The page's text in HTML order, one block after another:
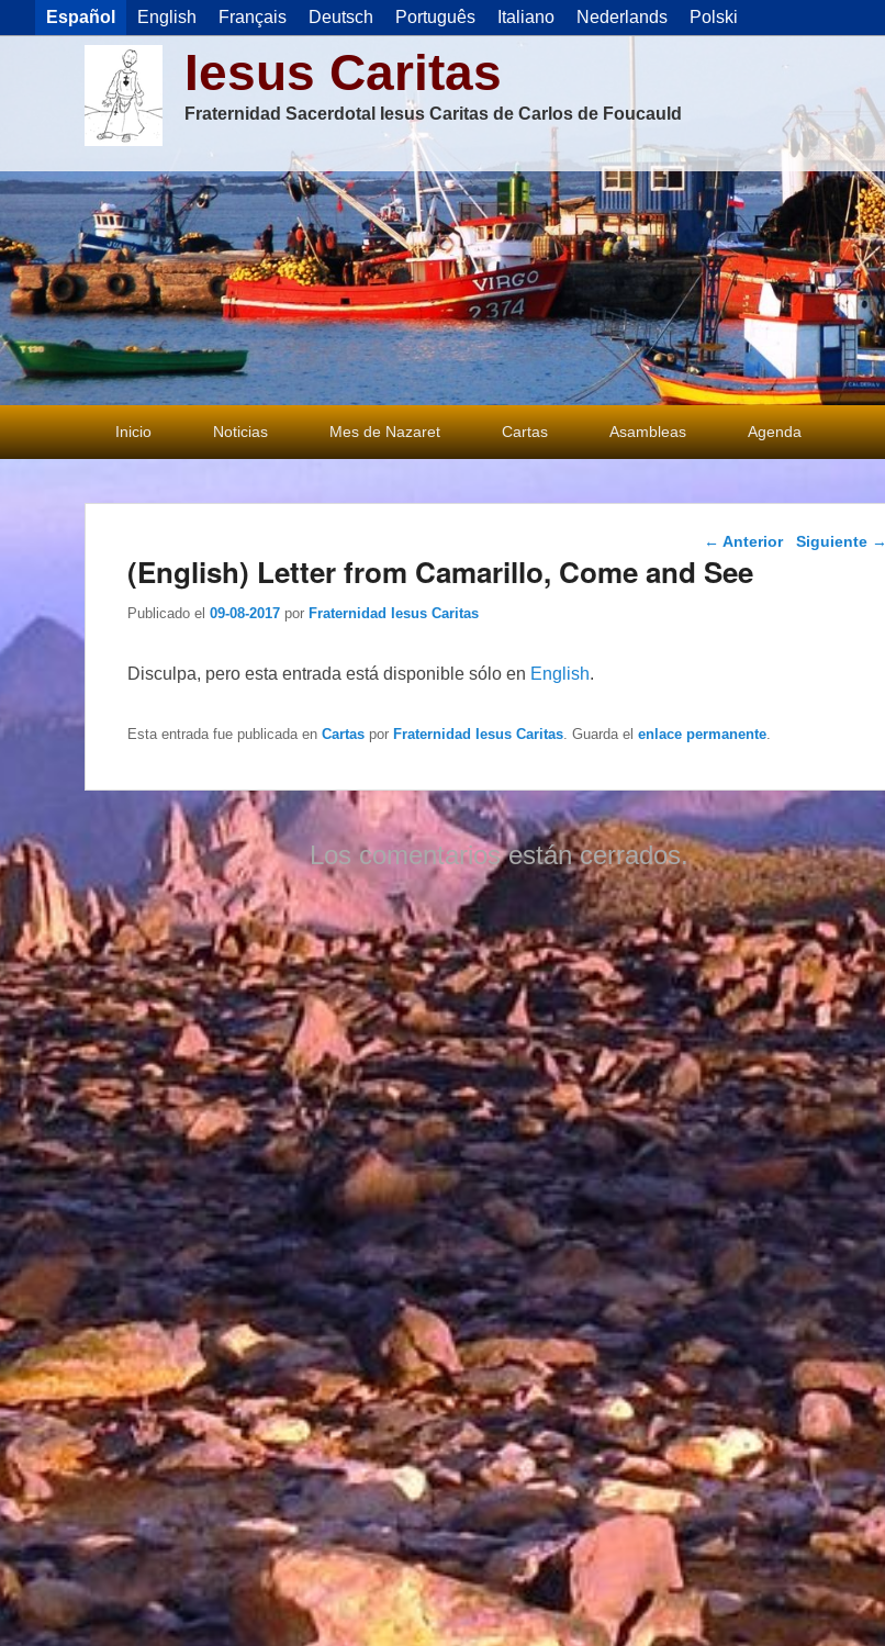
Español English Français Deutsch Português Italiano Nederlands Polski
Iesus Caritas
Fraternidad Sacerdotal Iesus Caritas de Carlos de Foucauld
Menú
principal
Inicio Noticias Mes de Nazaret Cartas Asambleas Agenda
Navegación de
← Anterior Siguiente →
(English) Letter from Camarillo, Come and See
Publicado el 09-08-2017 por Fraternidad Iesus Caritas
Disculpa, pero esta entrada está disponible sólo en English.
Esta entrada fue publicada en Cartas por Fraternidad Iesus Caritas . Guarda el enlace permanente
Los comentarios están cerrados.